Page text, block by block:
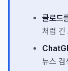
클로드
처럼 긴
뉴스 검